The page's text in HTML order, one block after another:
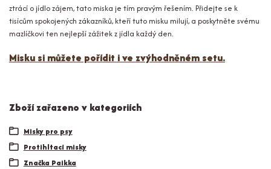
ztrácí o jídlo zájem, tato miska je tím pravým řešením. Přidejte se k
tisícům spokojených zákazníků, kteří tuto misku milují, a poskytněte svému
mazlíčkovi ten nejlepší zážitek z jídla každý den.
Misku si můžete pořídit i ve zvýhodněném setu.
Zboží zařazeno v kategoriích
Misky pro psy
Protihltací misky
Značka Paikka